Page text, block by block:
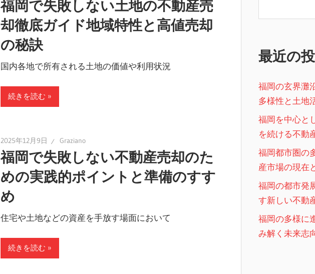
福岡で失敗しない土地の不動産売
却徹底ガイド地域特性と高値売却
の秘訣
国内各地で所有される土地の価値や利用状況
続きを読む
2025年12月9日 Graziano
福岡で失敗しない不動産売却のた
めの実践的ポイントと準備のすす
め
住宅や土地などの資産を手放す場面において
続きを読む
最近の
福岡の玄界灘
多様性と土地
福岡を中心と
を続ける不動
福岡都市圏の
産市場の現在
福岡の都市発
す新しい不動
福岡の多様に
み解く未来志